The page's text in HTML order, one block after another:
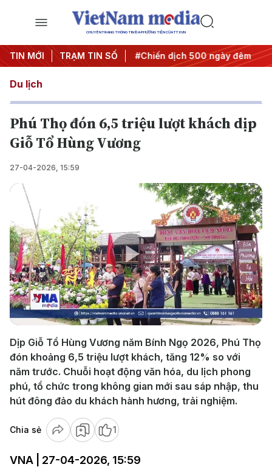
CHUYÊN TRANG THÔNG TIN ĐA PHƯƠNG TIỆN CỦA TTXVN
TIN MỚI TRẠM TIN SỐ
quyết thành hành động #Chiến dịch 500 ngày đêm
Du lịch
Phú Thọ đón 6,5 triệu lượt khách dịp
Giỗ Tổ Hùng Vương
27-04-2026, 15:59
Play
Video
Dịp Giỗ Tổ Hùng Vương năm Bính Ngọ 2026, Phú Thọ
đón khoảng 6,5 triệu lượt khách, tăng 12% so với
năm trước. Chuỗi hoạt động văn hóa, du lịch phong
phú, tổ chức trong không gian mới sau sáp nhập, thu
hút đông đảo du khách hành hương, trải nghiệm.
Chia sẻ 1
VNA | 27-04-2026, 15:59